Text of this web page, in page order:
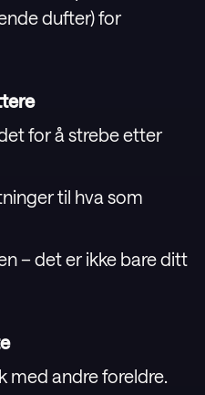
dufter) for
for å strebe etter
til hva som
– det er ikke bare ditt
andre foreldre.